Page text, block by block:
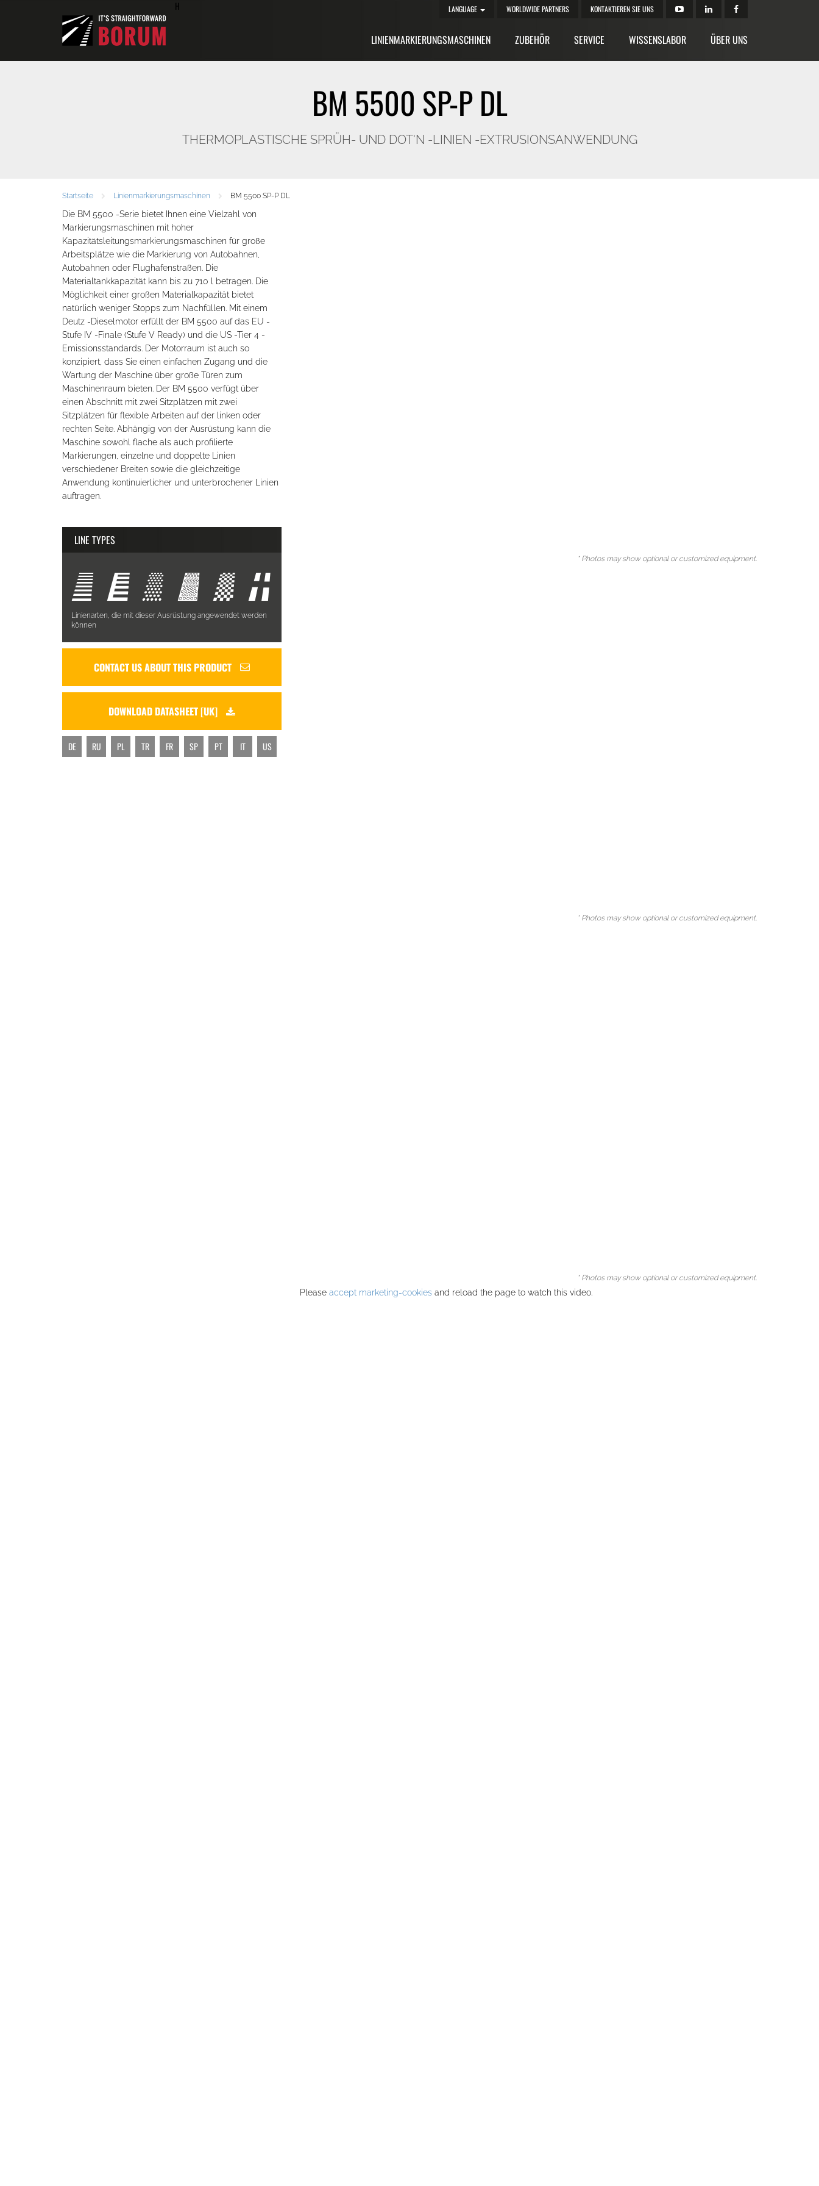
H LANGUAGE WORLDWIDE PARTNERS KONTAKTIEREN SIE UNS
LINIENMARKIERUNGSMASCHINEN ZUBEHÖR SERVICE WISSENSLABOR ÜBER UNS
BM 5500 SP-P DL
THERMOPLASTISCHE SPRÜH- UND DOT'N -LINIEN -EXTRUSIONSANWENDUNG
Startseite Linienmarkierungsmaschinen BM 5500 SP-P DL
Die BM 5500 -Serie bietet Ihnen eine Vielzahl von
Markierungsmaschinen mit hoher
Kapazitätsleitungsmarkierungsmaschinen für große
Arbeitsplätze wie die Markierung von Autobahnen,
Autobahnen oder Flughafenstraßen. Die
Materialtankkapazität kann bis zu 710 l betragen. Die
Möglichkeit einer großen Materialkapazität bietet
natürlich weniger Stopps zum Nachfüllen. Mit einem
Deutz -Dieselmotor erfüllt der BM 5500 auf das EU -
Stufe IV -Finale (Stufe V Ready) und die US -Tier 4 -
Emissionsstandards. Der Motorraum ist auch so
konzipiert, dass Sie einen einfachen Zugang und die
Wartung der Maschine über große Türen zum
Maschinenraum bieten. Der BM 5500 verfügt über
einen Abschnitt mit zwei Sitzplätzen mit zwei
Sitzplätzen für flexible Arbeiten auf der linken oder
rechten Seite. Abhängig von der Ausrüstung kann die
Maschine sowohl flache als auch profilierte
Markierungen, einzelne und doppelte Linien
verschiedener Breiten sowie die gleichzeitige
Anwendung kontinuierlicher und unterbrochener Linien
auftragen.
LINE TYPES
Linienarten, die mit dieser Ausrüstung angewendet werden
können
CONTACT US ABOUT THIS PRODUCT
DOWNLOAD DATASHEET [UK]
DE RU PL TR FR SP PT IT US
* Photos may show optional or customized equipment.
* Photos may show optional or customized equipment.
* Photos may show optional or customized equipment.
Please accept marketing-cookies and reload the page to watch this video.